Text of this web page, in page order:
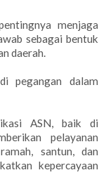
menjaga
sebagai bentuk
daerah.
pegangan dalam
ASN, baik di
pelayanan
santun, dan
kepercayaan